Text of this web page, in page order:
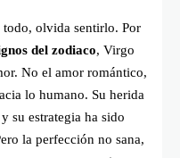
todo, olvida sentirlo. Por
del zodiaco, Virgo
No el amor romántico,
lo humano. Su herida
estrategia ha sido
la perfección no sana,